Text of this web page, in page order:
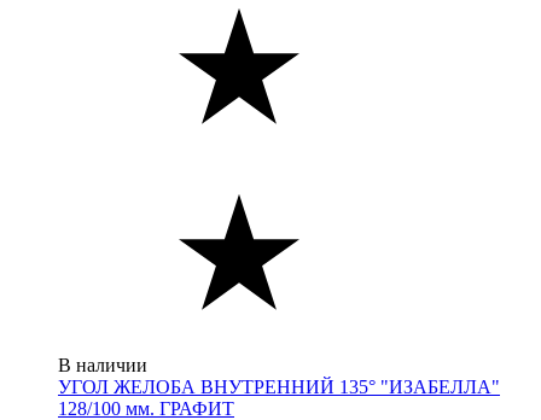
В наличии
УГОЛ ЖЕЛОБА ВНУТРЕННИЙ 135° "ИЗАБЕЛЛА"
128/100 мм. ГРАФИТ